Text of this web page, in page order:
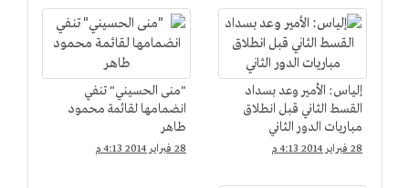
إلياس: الأمير وعد بسداد
القسط الثاني قبل انطلاق
مباريات الدور الثاني
28 فبراير 2014 4:13 م
"منى الحسيني" تنفي
انضمامها لقائمة محمود
طاهر
28 فبراير 2014 4:13 م